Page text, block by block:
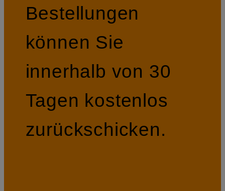
Bestellungen
können Sie
innerhalb von 30
Tagen kostenlos
zurückschicken.